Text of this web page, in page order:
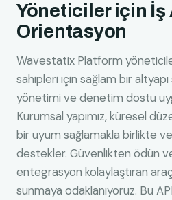
Yöneticiler için İş
Orientasyon
Wavestatix Platform
sahipleri için sağlam bir
yönetimi ve denetim dostu
Kurumsal yapımız, küresel
bir uyum sağlamakla birlikte
destekler. Güvenlikten ödün
entegrasyon kolaylaştıran
sunmaya odaklanıyoruz. Bu